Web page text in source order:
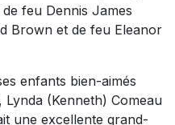
de feu Dennis James
Brown et de feu Eleanor
enfants bien-aimés
Lynda (Kenneth) Comeau
une excellente grand-